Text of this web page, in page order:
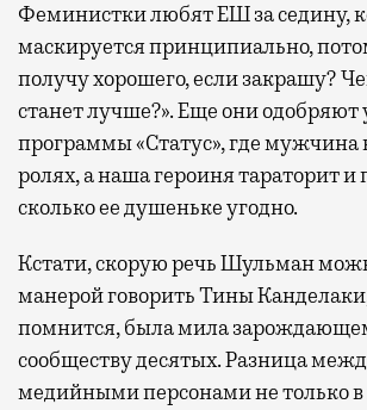
Феминистки любят ЕШ за седину,
маскируется принципиально,
получу хорошего, если закрашу?
станет лучше?». Еще они одобряют
программы «Статус», где мужчина
ролях, а наша героиня тараторит и
сколько ее душеньке угодно.
Кстати, скорую речь Шульман
манерой говорить Тины
помнится, была мила
сообществу десятых. Разница
медийными персонами не только в